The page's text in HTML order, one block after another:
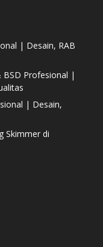
| Desain, RAB
BSD Profesional |
| Desain,
Skimmer di